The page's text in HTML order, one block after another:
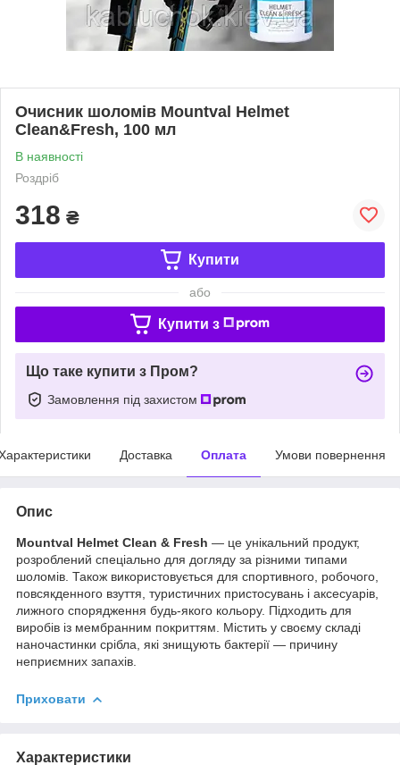
Очисник шоломів Mountval Helmet
Clean&Fresh, 100 мл
В наявності
Роздріб
318 ₴
Купити
або
Купити з
Що таке купити з Пром?
Замовлення під захистом
Доставка Оплата Умови повернення
Опис
Mountval Helmet Clean & Fresh — це унікальний продукт,
розроблений спеціально для догляду за різними типами
шоломів. Також використовується для спортивного, робочого,
повсякденного взуття, туристичних пристосувань і аксесуарів,
лижного спорядження будь-якого кольору. Підходить для
виробів із мембранним покриттям. Містить у своєму складі
наночастинки срібла, які знищують бактерії — причину
неприємних запахів.
Приховати
Характеристики